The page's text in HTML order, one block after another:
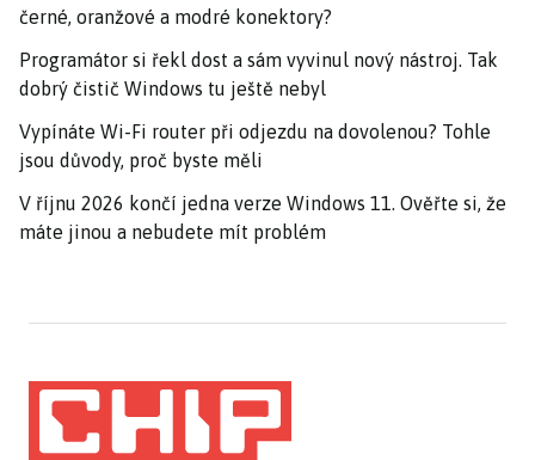
černé, oranžové a modré konektory?
Programátor si řekl dost a sám vyvinul nový nástroj. Tak
dobrý čistič Windows tu ještě nebyl
Vypínáte Wi-Fi router při odjezdu na dovolenou? Tohle
jsou důvody, proč byste měli
V říjnu 2026 končí jedna verze Windows 11. Ověřte si, že
máte jinou a nebudete mít problém